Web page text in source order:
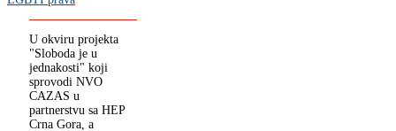
U okviru projekta
"Sloboda je u
jednakosti" koji
sprovodi NVO
CAZAS u
partnerstvu sa HEP
Crna Gora, a